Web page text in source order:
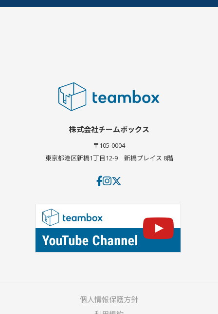
株式会社チームボックス
〒105-0004
東京都港区新橋1丁目12-9 新橋プレイス 8階
個人情報保護方針